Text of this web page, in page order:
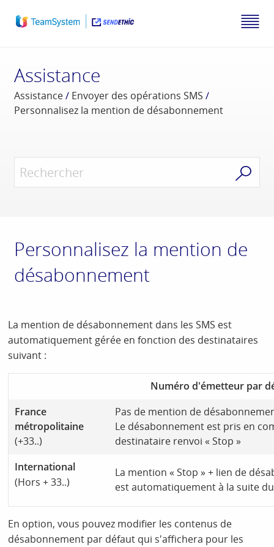
Assistance
Assistance/ Envoyer des opérations SMS /
Personnalisez la mention de désabonnement
Personnalisez la mention de
désabonnement
La mention de désabonnement dans les SMS est
automatiquement gérée en fonction des destinataires
suivant :
Numéro d'émetteur par
France
métropolitaine
(+33..)
Pas de mention de
Le désabonnement est pris en
destinataire renvoi « Stop »
International
(Hors + 33..)
La mention « Stop » + lien de
est automatiquement à la suite
En option, vous pouvez modifier les contenus de
désabonnement par défaut qui s'affichera pour les